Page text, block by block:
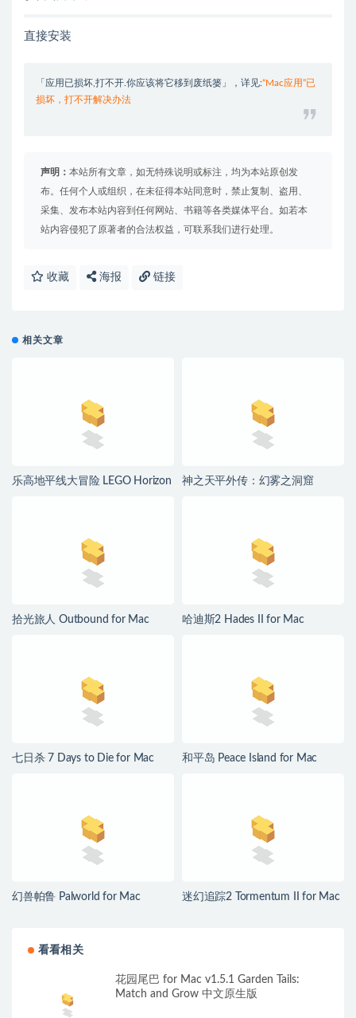
直接安装
「应用已损坏,打不开.你应该将它移到废纸篓」，详见:“Mac应用”已
损坏，打不开解决办法
声明： 本站所有文章，如无特殊说明或标注，均为本站原创发
布。任何个人或组织，在未征得本站同意时，禁止复制、盗用、
采集、发布本站内容到任何网站、书籍等各类媒体平台。如若本
站内容侵犯了原著者的合法权益，可联系我们进行处理。
收藏 海报 链接
相关文章
乐高地平线大冒险 LEGO Horizon
神之天平外传：幻雾之洞窟
拾光旅人 Outbound for Mac
哈迪斯2 Hades II for Mac
七日杀 7 Days to Die for Mac
和平岛 Peace Island for Mac
幻兽帕鲁 Palworld for Mac
迷幻追踪2 Tormentum II for Mac
看看相关
花园尾巴 for Mac v1.5.1 Garden Tails:
Match and Grow 中文原生版